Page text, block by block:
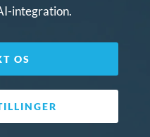
integration.
OS